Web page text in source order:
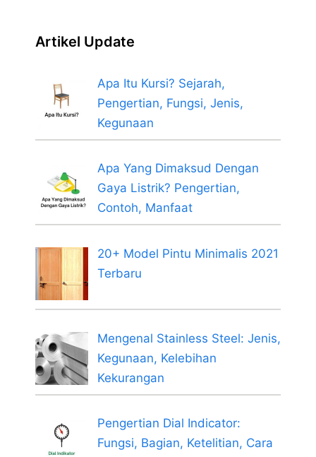
Artikel Update
Apa Itu Kursi? Sejarah,
Pengertian, Fungsi, Jenis,
Kegunaan
Apa Yang Dimaksud Dengan
Gaya Listrik? Pengertian,
Contoh, Manfaat
20+ Model Pintu Minimalis 2021
Terbaru
Mengenal Stainless Steel: Jenis,
Kegunaan, Kelebihan
Kekurangan
Pengertian Dial Indicator:
Fungsi, Bagian, Ketelitian, Cara